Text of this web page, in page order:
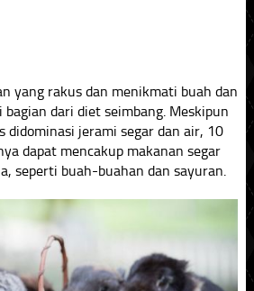
yang rakus dan menikmati buah dan
bagian dari diet seimbang. Meskipun
didominasi jerami segar dan air, 10
dapat mencakup makanan segar
seperti buah-buahan dan sayuran.